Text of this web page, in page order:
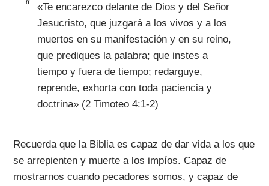
«Te encarezco delante de Dios y del Señor
Jesucristo, que juzgará a los vivos y a los
muertos en su manifestación y en su reino,
que prediques la palabra; que instes a
tiempo y fuera de tiempo; redarguye,
reprende, exhorta con toda paciencia y
doctrina» (2 Timoteo 4:1-2)
Recuerda que la Biblia es capaz de dar vida a los que
se arrepienten y muerte a los impíos. Capaz de
mostrarnos cuando pecadores somos, y capaz de